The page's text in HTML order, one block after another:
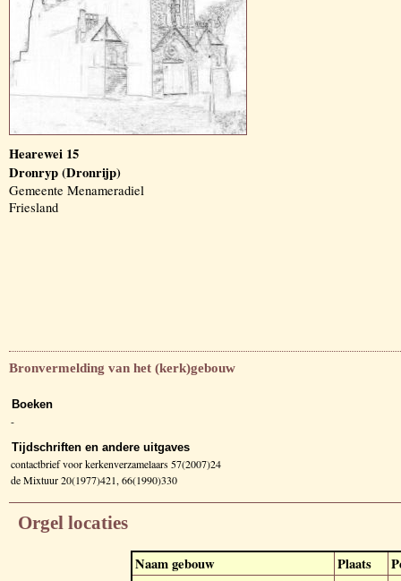
Hearewei 15
Dronryp (Dronrijp)
Gemeente Menameradiel
Friesland
Bronvermelding van het (kerk)gebouw
Boeken
-
Tijdschriften en andere uitgaves
contactbrief voor kerkenverzamelaars 57(2007)24
de Mixtuur 20(1977)421, 66(1990)330
Orgel locaties
Naam gebouw Plaats